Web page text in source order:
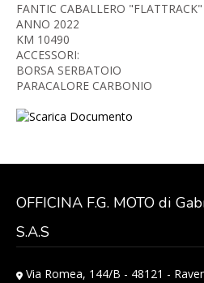
FANTIC CABALLERO
ANNO 2022
KM 10490
ACCESSORI:
BORSA SERBATOIO
PARACALORE CARBONIO
Scarica Documento
OFFICINA F.G. MOTO di
S.A.S
Via Romea, 144/B - 48121 -